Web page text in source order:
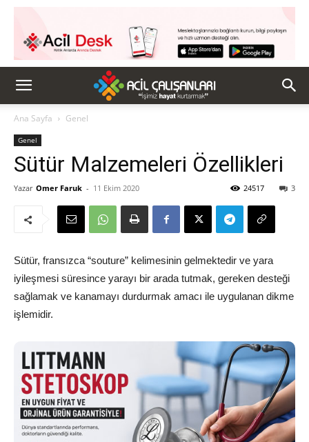
Ana Sayfa Genel
Genel
Sütür Malzemeleri Özellikleri
Yazar Omer Faruk - 11 Ekim 2020 3
24517
Sütür, fransızca “souture” kelimesinin gelmektedir ve yara
iyileşmesi süresince yarayı bir arada tutmak, gereken desteği
sağlamak ve kanamayı durdurmak amacı ile uygulanan dikme
işlemidir.